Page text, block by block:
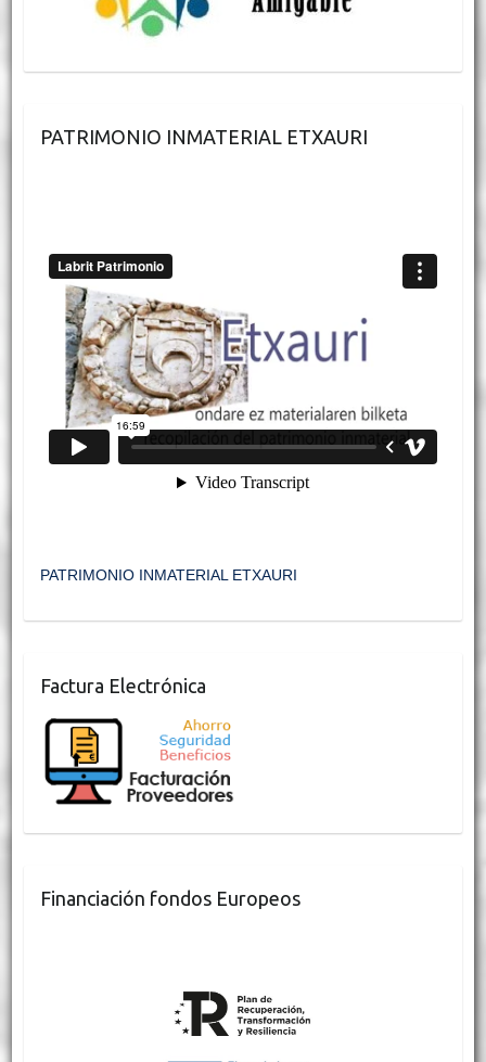
PATRIMONIO INMATERIAL ETXAURI
PATRIMONIO INMATERIAL ETXAURI
Factura Electrónica
Financiación fondos Europeos